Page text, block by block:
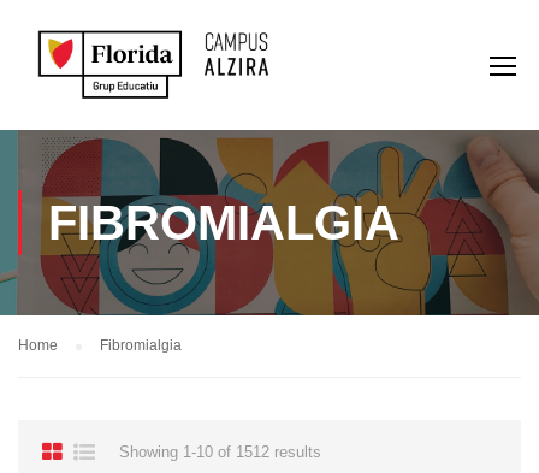
FIBROMIALGIA
Home Fibromialgia
Showing 1-10 of 1512 results